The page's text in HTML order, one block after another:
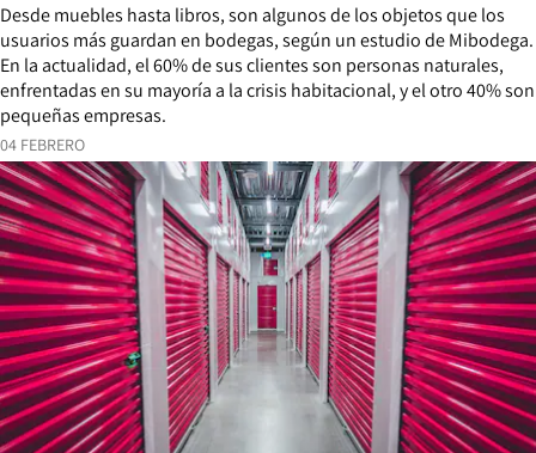
04 FEBRERO
Desde muebles hasta libros, son algunos de los objetos que los
usuarios más guardan en bodegas, según un estudio de Mibodega.
En la actualidad, el 60% de sus clientes son personas naturales,
enfrentadas en su mayoría a la crisis habitacional, y el otro 40% son
pequeñas empresas.